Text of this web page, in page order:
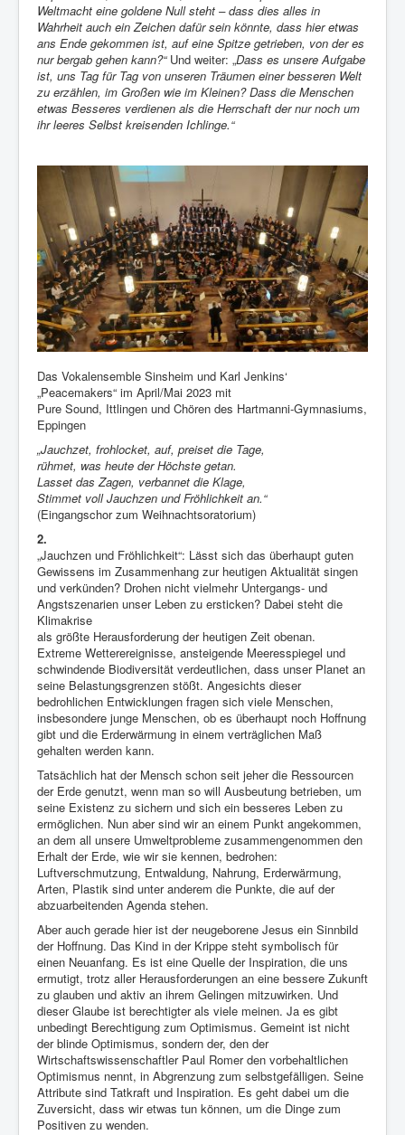
Weltmacht eine goldene Null steht – dass dies alles in
Wahrheit auch ein Zeichen dafür sein könnte, dass hier etwas
ans Ende gekommen ist, auf eine Spitze getrieben, von der es
nur bergab gehen kann?“Und weiter: „Dass es unsere Aufgabe
ist, uns Tag für Tag von unseren Träumen einer besseren Welt
zu erzählen, im Großen wie im Kleinen? Dass die Menschen
etwas Besseres verdienen als die Herrschaft der nur noch um
ihr leeres Selbst kreisenden Ichlinge.“
Das Vokalensemble Sinsheim und Karl Jenkins‘
„Peacemakers“ im April/Mai 2023 mit
Pure Sound, Ittlingen und Chören des Hartmanni-Gymnasiums,
Eppingen
„Jauchzet, frohlocket, auf, preiset die Tage,
rühmet, was heute der Höchste getan.
Lasset das Zagen, verbannet die Klage,
Stimmet voll Jauchzen und Fröhlichkeit an.“
(Eingangschor zum Weihnachtsoratorium)
2.
„Jauchzen und Fröhlichkeit“: Lässt sich das überhaupt guten
Gewissens im Zusammenhang zur heutigen Aktualität singen
und verkünden? Drohen nicht vielmehr Untergangs- und
Angstszenarien unser Leben zu ersticken? Dabei steht die
Klimakrise
als größte Herausforderung der heutigen Zeit obenan.
Extreme Wetterereignisse, ansteigende Meeresspiegel und
schwindende Biodiversität verdeutlichen, dass unser Planet an
seine Belastungsgrenzen stößt. Angesichts dieser
bedrohlichen Entwicklungen fragen sich viele Menschen,
insbesondere junge Menschen, ob es überhaupt noch Hoffnung
gibt und die Erderwärmung in einem verträglichen Maß
gehalten werden kann.
Tatsächlich hat der Mensch schon seit jeher die Ressourcen
der Erde genutzt, wenn man so will Ausbeutung betrieben, um
seine Existenz zu sichern und sich ein besseres Leben zu
ermöglichen. Nun aber sind wir an einem Punkt angekommen,
an dem all unsere Umweltprobleme zusammengenommen den
Erhalt der Erde, wie wir sie kennen, bedrohen:
Luftverschmutzung, Entwaldung, Nahrung, Erderwärmung,
Arten, Plastik sind unter anderem die Punkte, die auf der
abzuarbeitenden Agenda stehen.
Aber auch gerade hier ist der neugeborene Jesus ein Sinnbild
der Hoffnung. Das Kind in der Krippe steht symbolisch für
einen Neuanfang. Es ist eine Quelle der Inspiration, die uns
ermutigt, trotz aller Herausforderungen an eine bessere Zukunft
zu glauben und aktiv an ihrem Gelingen mitzuwirken. Und
dieser Glaube ist berechtigter als viele meinen. Ja es gibt
unbedingt Berechtigung zum Optimismus. Gemeint ist nicht
der blinde Optimismus, sondern der, den der
Wirtschaftswissenschaftler Paul Romer den vorbehaltlichen
Optimismus nennt, in Abgrenzung zum selbstgefälligen. Seine
Attribute sind Tatkraft und Inspiration. Es geht dabei um die
Zuversicht, dass wir etwas tun können, um die Dinge zum
Positiven zu wenden.